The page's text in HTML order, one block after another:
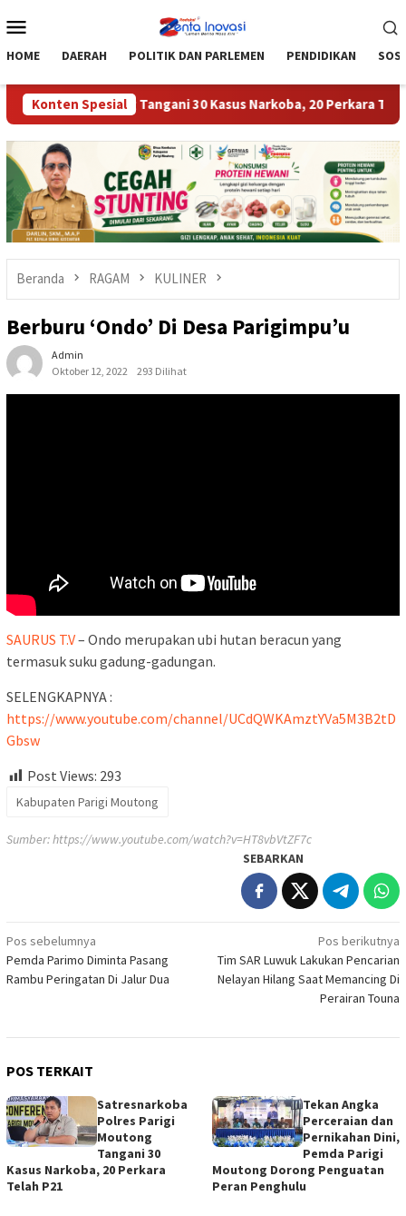
ke
Mobile
HOME DAERAH POLITIK DAN PARLEMEN PENDIDIKAN
Konten Spesial
Moutong Tangani 30 Kasus Narkoba, 20 Perkara Telah P21
Beranda RAGAM KULINER
Berburu ‘Ondo’ Di Desa Parigimpu’u
Admin
Oktober 12, 2022
293 Dilihat
SAURUS T.V– Ondo merupakan ubi hutan beracun yang
termasuk suku gadung-gadungan.
SELENGKAPNYA :
https://www.youtube.com/channel/UCdQWKAmztYVa5M3B2tD
Gbsw
Post Views: 293
Kabupaten Parigi Moutong
Sumber:https://www.youtube.com/watch?v=HT8vbVtZF7c
SEBARKAN
Navigasi
pos
Pos sebelumnya
Pemda Parimo Diminta Pasang
Rambu Peringatan Di Jalur Dua
Pos berikutnya
Tim SAR Luwuk Lakukan Pencarian
Nelayan Hilang Saat Memancing Di
Perairan Touna
POS TERKAIT
Satresnarkoba
Polres Parigi
Moutong
Tangani 30
Kasus Narkoba, 20 Perkara
Telah P21
Tekan Angka
Perceraian dan
Pernikahan Dini,
Pemda Parigi
Moutong Dorong Penguatan
Peran Penghulu